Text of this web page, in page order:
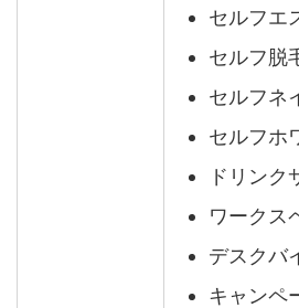
セルフエ
セルフ脱
セルフネ
セルフホ
ドリンク
ワークス
デスクバ
キャンペ